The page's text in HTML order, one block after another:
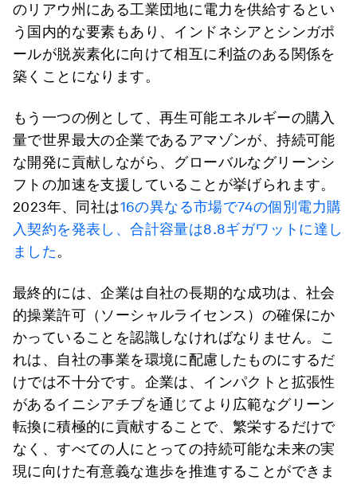
のリアウ州にある工業団地に電力を供給するとい
う国内的な要素もあり、インドネシアとシンガポ
ールが脱炭素化に向けて相互に利益のある関係を
築くことになります。
もう一つの例として、再生可能エネルギーの購入
量で世界最大の企業であるアマゾンが、持続可能
な開発に貢献しながら、グローバルなグリーンシ
フトの加速を支援していることが挙げられます。
2023年、同社は16の異なる市場で74の個別電力購
入契約を発表し、合計容量は8.8ギガワットに達し
ました。
最終的には、企業は自社の長期的な成功は、社会
的操業許可（ソーシャルライセンス）の確保にか
かっていることを認識しなければなりません。こ
れは、自社の事業を環境に配慮したものにするだ
けでは不十分です。企業は、インパクトと拡張性
があるイニシアチブを通じてより広範なグリーン
転換に積極的に貢献することで、繁栄するだけで
なく、すべての人にとっての持続可能な未来の実
現に向けた有意義な進歩を推進することができま